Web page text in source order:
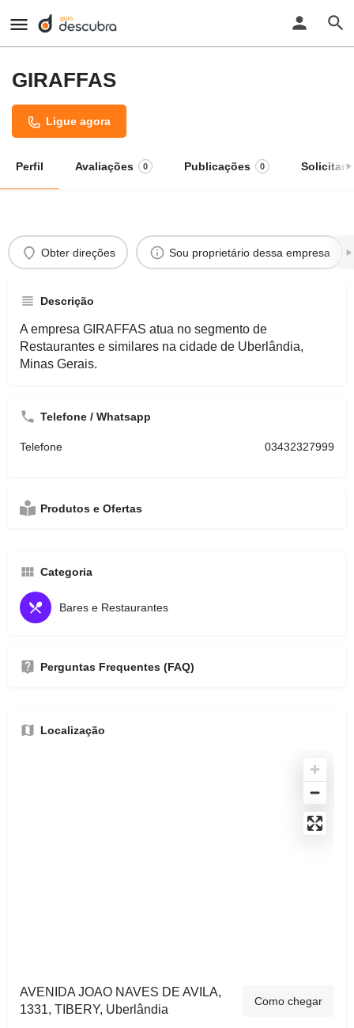
GIRAFFAS
Ligue agora
Perfil Avaliações 0 Publicações 0 Solicitar
Obter direções Sou proprietário dessa empresa
Descrição
A empresa GIRAFFAS atua no segmento de
Restaurantes e similares na cidade de Uberlândia,
Minas Gerais.
Telefone / Whatsapp
Telefone 03432327999
Produtos e Ofertas
Categoria
Bares e Restaurantes
Perguntas Frequentes (FAQ)
Localização
AVENIDA JOAO NAVES DE AVILA,
1331, TIBERY, Uberlândia
Como chegar